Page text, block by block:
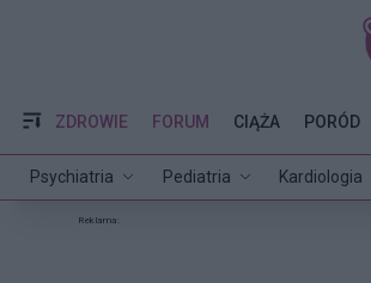
ZDROWIE
Psychiatria Pediatria Kardiologia
FORUM CIĄŻA PORÓD
Reklama: